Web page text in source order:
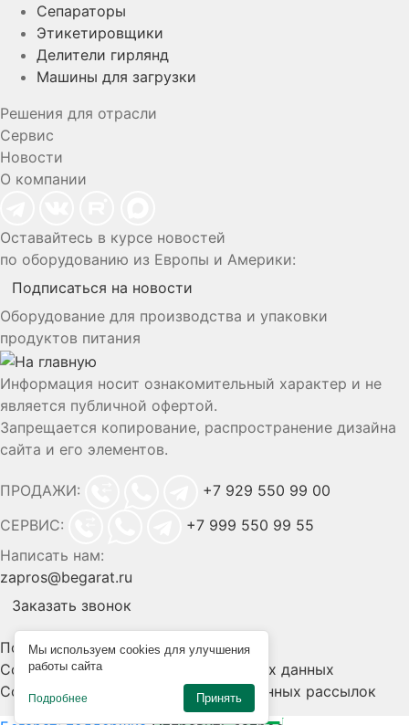
Мы используем cookies для улучшения
работы сайта
Подробнее Принять
Сепараторы
Этикетировщики
Делители гирлянд
Машины для загрузки
Решения для отрасли
Сервис
Новости
О компании
Оставайтесь в курсе новостей
по оборудованию из Европы и Америки:
Подписаться на новости
Оборудование для производства и упаковки
продуктов питания
Информация носит ознакомительный характер и не
является публичной офертой.
Запрещается копирование, распространение дизайна
сайта и его элементов.
ПРОДАЖИ:
+7 929 550 99 00
СЕРВИС:
+7 999 550 99 55
Написать нам:
zapros@begarat.ru
Заказать звонок
Политика конфиденциальности
Согласие на обработку персональных данных
Согласие на получение информационных рассылок